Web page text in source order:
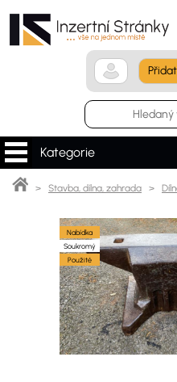
Kategorie
> Stavba, dílna, zahrada >
Nabídka
Soukromý
Použité